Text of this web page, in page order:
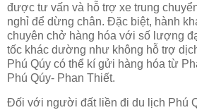
được tư vấn và hỗ trợ xe trung
nghỉ để dừng chân. Đặc biệt, hành
chuyên chở hàng hóa với số lượng
tốc khác dường như không hỗ trợ
Phú Qúy có thể kí gửi hàng hóa từ
Phú Qúy- Phan Thiết.
Đối với người đất liền đi du lịch Phú